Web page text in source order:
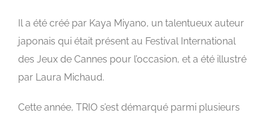
Il a été créé par Kaya Miyano, un talentueux auteur
japonais qui était présent au Festival International
des Jeux de Cannes pour l’occasion, et a été illustré
par Laura Michaud.
Cette année, TRIO s’est démarqué parmi plusieurs